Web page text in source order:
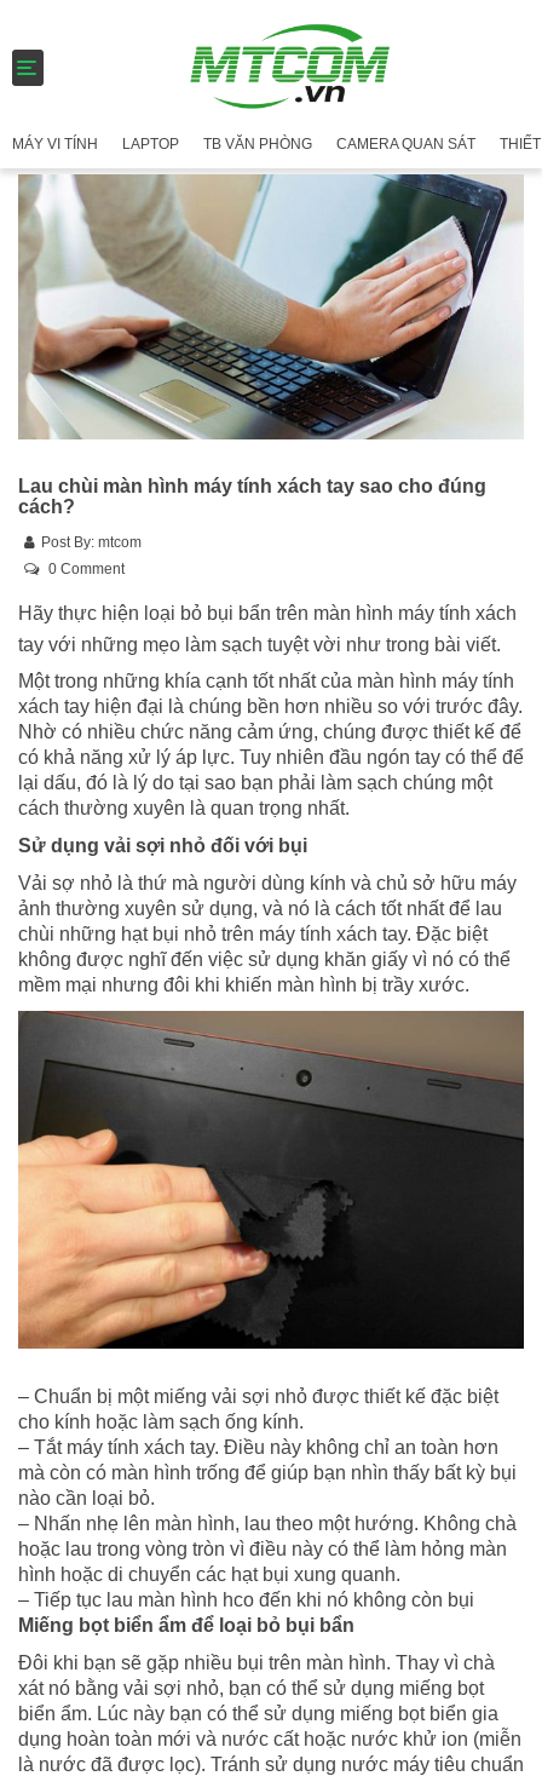
T
o
g
e
n
a
v
i
o
n
MÁY VI TÍNH LAPTOP TB VĂN PHÒNG CAMERA QUAN SÁT
Lau chùi màn hình máy tính xách tay sao cho đúng
cách?
Post By: mtcom
0 Comment
Hãy thực hiện loại bỏ bụi bẩn trên màn hình máy tính xách
tay với những mẹo làm sạch tuyệt vời như trong bài viết.
Một trong những khía cạnh tốt nhất của màn hình máy tính
xách tay hiện đại là chúng bền hơn nhiều so với trước đây.
Nhờ có nhiều chức năng cảm ứng, chúng được thiết kế để
có khả năng xử lý áp lực. Tuy nhiên đầu ngón tay có thể để
lại dấu, đó là lý do tại sao bạn phải làm sạch chúng một
cách thường xuyên là quan trọng nhất.
Sử dụng vải sợi nhỏ đối với bụi
Vải sợ nhỏ là thứ mà người dùng kính và chủ sở hữu máy
ảnh thường xuyên sử dụng, và nó là cách tốt nhất để lau
chùi những hạt bụi nhỏ trên máy tính xách tay. Đặc biệt
không được nghĩ đến việc sử dụng khăn giấy vì nó có thể
mềm mại nhưng đôi khi khiến màn hình bị trầy xước.
– Chuẩn bị một miếng vải sợi nhỏ được thiết kế đặc biệt
cho kính hoặc làm sạch ống kính.
– Tắt máy tính xách tay. Điều này không chỉ an toàn hơn
mà còn có màn hình trống để giúp bạn nhìn thấy bất kỳ bụi
nào cần loại bỏ.
– Nhấn nhẹ lên màn hình, lau theo một hướng. Không chà
hoặc lau trong vòng tròn vì điều này có thể làm hỏng màn
hình hoặc di chuyển các hạt bụi xung quanh.
– Tiếp tục lau màn hình hco đến khi nó không còn bụi
Miếng bọt biển ẩm để loại bỏ bụi bẩn
Đôi khi bạn sẽ gặp nhiều bụi trên màn hình. Thay vì chà
xát nó bằng vải sợi nhỏ, bạn có thể sử dụng miếng bọt
biển ẩm. Lúc này bạn có thể sử dụng miếng bọt biển gia
dụng hoàn toàn mới và nước cất hoặc nước khử ion (miễn
là nước đã được lọc). Tránh sử dụng nước máy tiêu chuẩn